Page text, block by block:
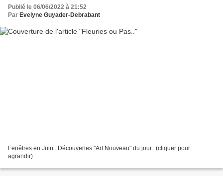
Publié le 06/06/2022 à 21:52
Par Evelyne Guyader-Debrabant
Fenêtres en Juin.. Découvertes "Art Nouveau" du jour.. (cliquer pour
agrandir)